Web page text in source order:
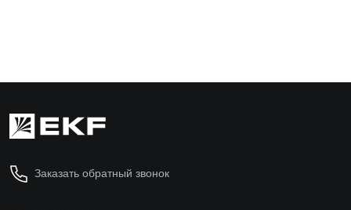
Заказать обратный звонок